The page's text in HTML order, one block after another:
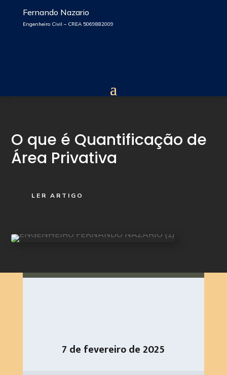
Fernando Nazario
Engenheiro Civil – CREA 5069882009
O que é Quantificação de
Área Privativa
LER ARTIGO
7 de fevereiro de 2025